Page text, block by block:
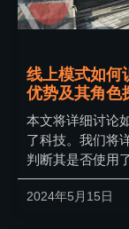
线上模式如何
优势及其角色
本文将详细讨论
了科技。我们将
判断其是否使用
2024年5月15日